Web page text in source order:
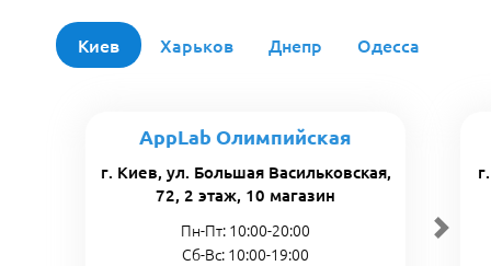
Киев Харьков Днепр Одесса
AppLab Олимпийская
г. Киев, ул. Большая Васильковская,
72, 2 этаж, 10 магазин
Пн-Пт: 10:00-20:00
Сб-Вс: 10:00-19:00